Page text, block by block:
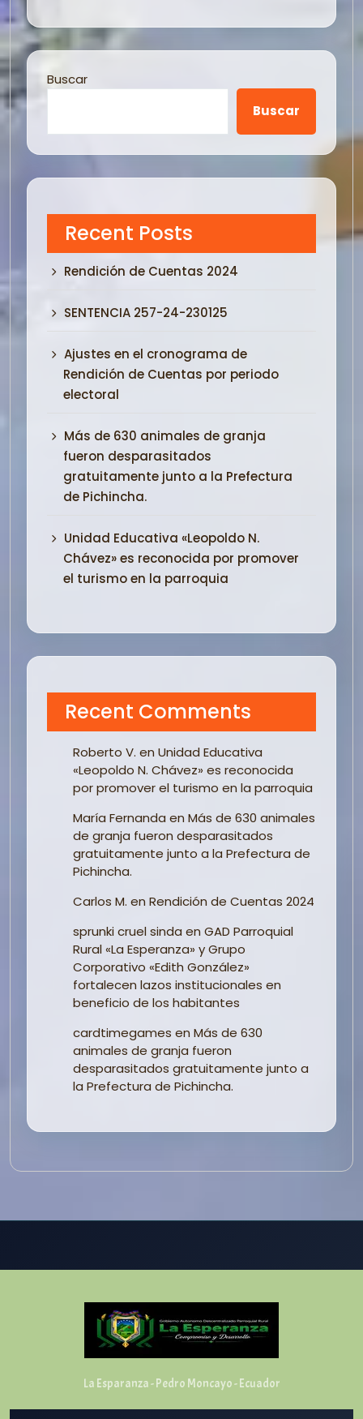
Buscar
Buscar
Recent Posts
Rendición de Cuentas 2024
SENTENCIA 257-24-230125
Ajustes en el cronograma de
Rendición de Cuentas por periodo
electoral
Más de 630 animales de granja
fueron desparasitados
gratuitamente junto a la Prefectura
de Pichincha.
Unidad Educativa «Leopoldo N.
Chávez» es reconocida por promover
el turismo en la parroquia
Recent Comments
Roberto V. en Unidad Educativa
«Leopoldo N. Chávez» es reconocida
por promover el turismo en la parroquia
María Fernanda en Más de 630 animales
de granja fueron desparasitados
gratuitamente junto a la Prefectura de
Pichincha.
Carlos M. en Rendición de Cuentas 2024
sprunki cruel sinda en GAD Parroquial
Rural «La Esperanza» y Grupo
Corporativo «Edith González»
fortalecen lazos institucionales en
beneficio de los habitantes
cardtimegames en Más de 630
animales de granja fueron
desparasitados gratuitamente junto a
la Prefectura de Pichincha.
La Esparanza - Pedro Moncayo - Ecuador